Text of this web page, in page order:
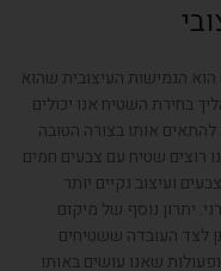
הגמישות העיצובית שהוא
בחירת השטיח אנו יכולים
אותו בצורה הטובה
רוצים שטיח עם צבעים חמים
ועיצוב נקיים יותר
יתרון נוסף של מיקום
לצד העובדה ששטיחים
שאנו עושים באותו